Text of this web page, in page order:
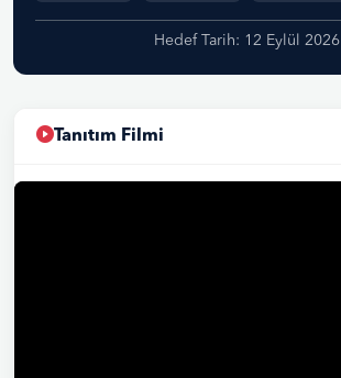
Hedef Tarih: 12 Eylül 2026
Tanıtım Filmi